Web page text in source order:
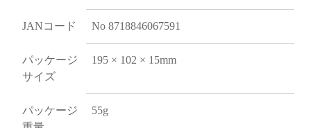
JANコード No 8718846067591
パッケージ
サイズ
195 × 102 × 15mm
パッケージ
55g